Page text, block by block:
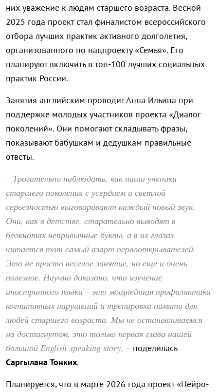
них уважение к людям старшего возраста. Весной
2025 года проект стал финалистом всероссийского
отбора лучших практик активного долголетия,
организованного по нацпроекту «Семья». Его
планируют включить в топ-100 лучших социальных
практик России.
Занятия английским проводит Анна Ильина при
поддержке молодых участников проекта «Диалог
поколений». Они помогают складывать фразы,
показывают бабушкам и дедушкам правильные
ответы.
– Трогательно наблюдать, как наши ученики
старшего поколения с усердием и светлой
серьезностью выговаривают каждый новый звук.
Они, как в детстве, старательно выводят в
блокнотах непривычные буквы, а в их глазах
читается тот самый азарт первооткрывателей.
Это не просто веселое занятие, но еще и очень
полезное. Научно доказано, что изучение
иностранного языка – это мощнейшая профилактика
когнитивных нарушений и тренировка памяти для
людей старшего возраста. Мы не останавливаемся
на достигнутом, это только первая глава нашей
большой English-speaking story, – поделилась
Саргылана Тонких.
Планируется, что в марте 2026 года проект «Нейро-